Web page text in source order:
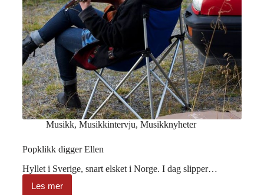
Musikk, Musikkintervju, Musikknyheter
Popklikk digger Ellen
Hyllet i Sverige, snart elsket i Norge. I dag slipper…
Les mer
Popklikk